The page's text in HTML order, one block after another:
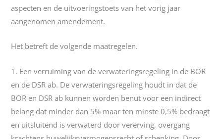
aspecten en de uitvoeringstoets van het vorig jaar
aangenomen amendement.
Het betreft de volgende maatregelen.
1. Een verruiming van de verwateringsregeling in de BOR
en de DSR ab. De verwateringsregeling houdt in dat de
BOR en DSR ab kunnen worden benut voor een indirect
belang dat minder dan 5% maar ten minste 0,5% bedraagt
en uitsluitend is verwaterd door vererving, overgang